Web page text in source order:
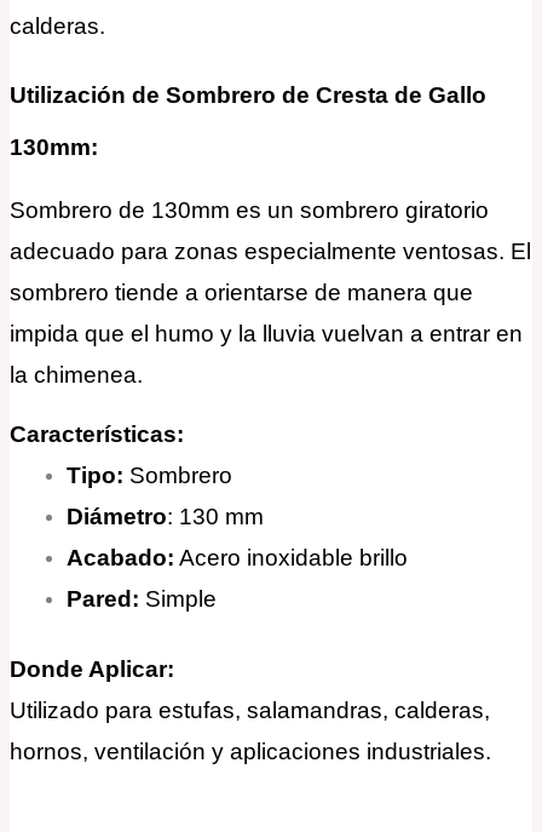
calderas.
Utilización de Sombrero de Cresta de Gallo
130mm:
Sombrero de 130mm es un sombrero giratorio
adecuado para zonas especialmente ventosas. El
sombrero tiende a orientarse de manera que
impida que el humo y la lluvia vuelvan a entrar en
la chimenea.
Características:
Tipo: Sombrero
Diámetro: 130 mm
Acabado: Acero inoxidable brillo
Pared: Simple
Donde Aplicar:
Utilizado para estufas, salamandras, calderas,
hornos, ventilación y aplicaciones industriales.